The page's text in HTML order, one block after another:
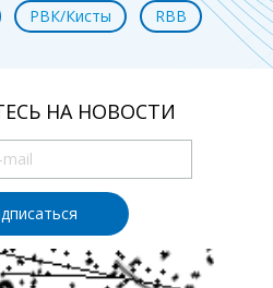
РВК/Кисты RBB
НА НОВОСТИ